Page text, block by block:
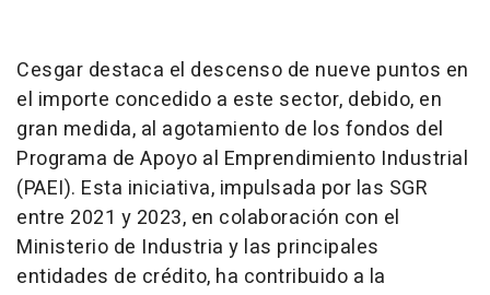
Cesgar destaca el descenso de nueve puntos en
el importe concedido a este sector, debido, en
gran medida, al agotamiento de los fondos del
Programa de Apoyo al Emprendimiento Industrial
(PAEI). Esta iniciativa, impulsada por las SGR
entre 2021 y 2023, en colaboración con el
Ministerio de Industria y las principales
entidades de crédito, ha contribuido a la